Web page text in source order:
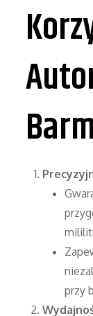
przy